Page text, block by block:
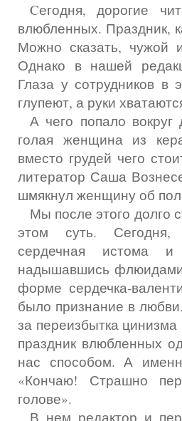
Cегодня, дорогие читатели, как известно, день всех
влюбленных. Праздник,
Можно сказать,
Однако в нашей
Глаза у сотрудников в
глупеют, а руки
А чего попало вокруг достаточно. Одна лежащая здесь
голая женщина из
вместо грудей чего
литератор Саша
шмякнул женщину об пол
Мы после этого долго страдали, пили гомеопатию, но не в
этом суть. Сегодня,
сердечная истома
надышавшись
форме сердечка-
было признание в
за переизбытка
праздник влюбленных
нас способом. А
«Кончаю! Страшно
голове».
В нем редактор и переводчик с французского Виталий